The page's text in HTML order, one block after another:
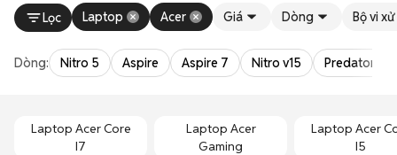
Lọc Laptop Acer Giá Dòng Bộ vi
Dòng: Nitro 5 Aspire Aspire 7 Nitro v15 Predator
Laptop Acer Core
I7
Laptop Acer
Gaming
Laptop Acer
I5